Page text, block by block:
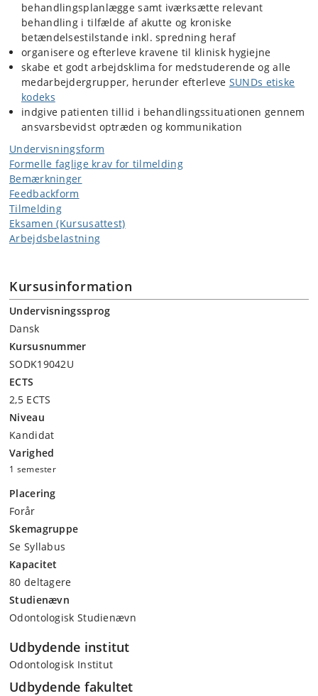
behandlingsplanlægge samt iværksætte relevant
behandling i tilfælde af akutte og kroniske
betændelsestilstande inkl. spredning heraf
organisere og efterleve kravene til klinisk hygiejne
skabe et godt arbejdsklima for medstuderende og alle
medarbejdergrupper, herunder efterleve SUNDs etiske
kodeks
indgive patienten tillid i behandlingssituationen gennem
ansvarsbevidst optræden og kommunikation
Undervisningsform
Formelle faglige krav for tilmelding
Bemærkninger
Feedbackform
Tilmelding
Eksamen (Kursusattest)
Arbejdsbelastning
Kursusinformation
Undervisningssprog
Dansk
Kursusnummer
SODK19042U
ECTS
2,5 ECTS
Niveau
Kandidat
Varighed
1 semester
Placering
Forår
Skemagruppe
Se Syllabus
Kapacitet
80 deltagere
Studienævn
Odontologisk Studienævn
Udbydende institut
Odontologisk Institut
Udbydende fakultet